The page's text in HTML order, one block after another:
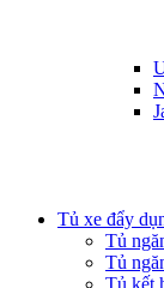
Tủ xe đẩy
Tủ
Tủ
Tủ kết